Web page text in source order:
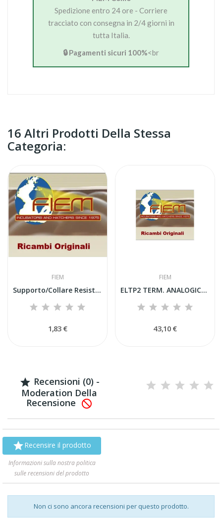
Spedizione entro 24 ore - Corriere
tracciato con consegna in 2/4 giorni in
tutta Italia.
🔒 Pagamenti sicuri 100%<br
16 Altri Prodotti Della Stessa
Categoria:
FIEM
Supporto/Collare Resistenza Cavo Scaldante per...
1,83 €
FIEM
ELTP2 TERM. ANALOGICO ELTP2 + SONDA
43,10 €
 Recensioni (0) -
Moderation Della
Recensione 
Recensire il prodotto
Informazioni sulla nostra politica
sulle recensioni del prodotto
Non ci sono ancora recensioni per questo prodotto.